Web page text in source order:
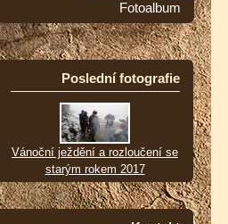
Fotoalbum
Poslední fotografie
Vánoční ježdění a rozloučení se
starým rokem 2017